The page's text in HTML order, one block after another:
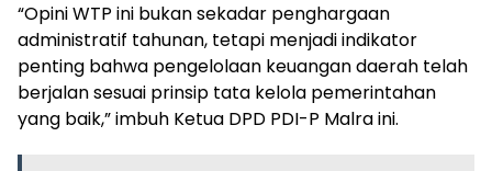
“Opini WTP ini bukan sekadar penghargaan
administratif tahunan, tetapi menjadi indikator
penting bahwa pengelolaan keuangan daerah telah
berjalan sesuai prinsip tata kelola pemerintahan
yang baik,” imbuh Ketua DPD PDI-P Malra ini.